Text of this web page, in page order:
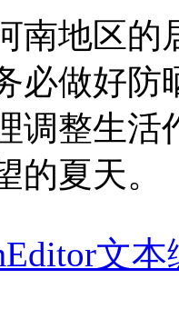
南地区的
必做好
调整生活
的夏天。
文